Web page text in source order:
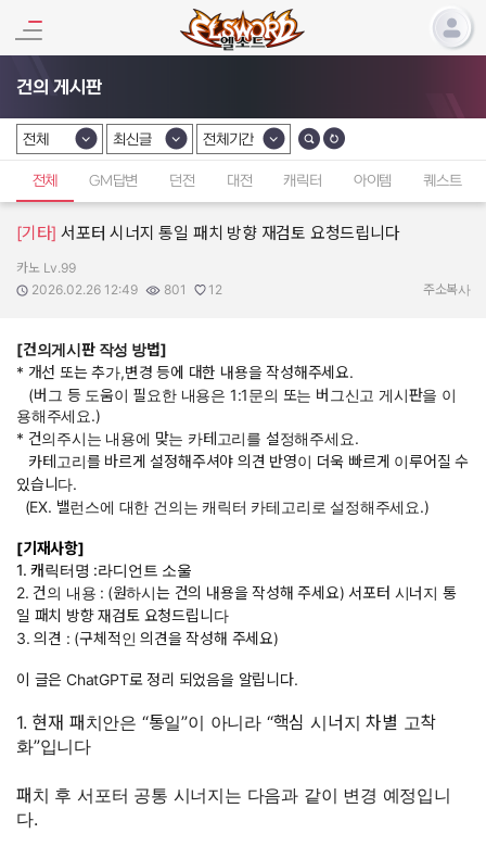
건의 게시판
카테고리 선택
전체
카테고리 선택
최신글
카테고리 선택
전체기간
전체 GM답변 던전 대전 캐릭터 아이템 퀘스트
[기타] 서포터 시너지 통일 패치 방향 재검토 요청드립니다
작성자:
카노 Lv.99
작성일:
2026.02.26 12:49
조회수:
801
추천수:
12 주소복사
[건의게시판 작성 방법]
* 개선 또는 추가,변경 등에 대한 내용을 작성해주세요.
(버그 등 도움이 필요한 내용은 1:1문의 또는 버그신고 게시판을 이
용해주세요.)
* 건의주시는 내용에 맞는 카테고리를 설정해주세요.
카테고리를 바르게 설정해주셔야 의견 반영이 더욱 빠르게 이루어질 수
있습니다.
(EX. 밸런스에 대한 건의는 캐릭터 카테고리로 설정해주세요.)
[기재사항]
1. 캐릭터명 :라디언트 소울
2. 건의 내용 : (원하시는 건의 내용을 작성해 주세요) 서포터 시너지 통
일 패치 방향 재검토 요청드립니다
3. 의견 : (구체적인 의견을 작성해 주세요)
이 글은 ChatGPT로 정리 되었음을 알립니다.
1. 현재 패치안은 “통일”이 아니라 “핵심 시너지 차별 고착
화”입니다
패치 후 서포터 공통 시너지는 다음과 같이 변경 예정입니
다.